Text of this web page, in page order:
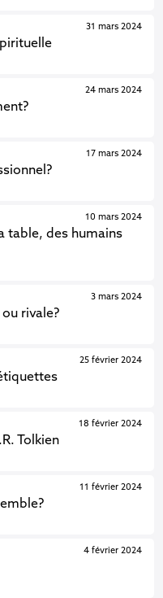
31 mars 2024
24 mars 2024
17 mars 2024
table, des humains
10 mars 2024
rivale?
3 mars 2024
25 février 2024
Tolkien
18 février 2024
11 février 2024
4 février 2024